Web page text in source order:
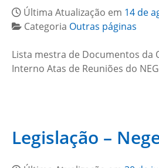
Última Atualização em 14 de
Categoria Outras páginas
Lista mestra de Documentos da
Interno Atas de Reuniões do
Legislação –